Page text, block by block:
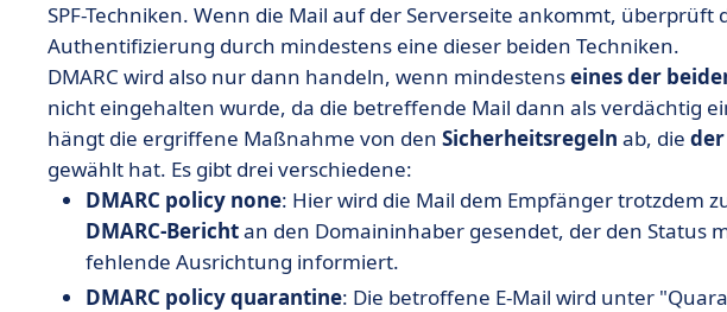
SPF-Techniken. Wenn die Mail auf der Serverseite ankommt, überprüft
Authentifizierung durch mindestens eine dieser beiden Techniken.
DMARC wird also nur dann handeln, wenn mindestenseinesder
nicht eingehalten wurde, da die betreffende Mail dann als verdächtig
hängt die ergriffene Maßnahme von den Sicherheitsregeln ab, die der
gewählt hat. Es gibt drei verschiedene:
DMARC policy none: Hier wird die Mail dem Empfänger trotzdem
DMARC-Berichtan den Domaininhaber gesendet, der den Status
fehlende Ausrichtung informiert.
DMARC policyquarantine: Die betroffene E-Mail wird unter